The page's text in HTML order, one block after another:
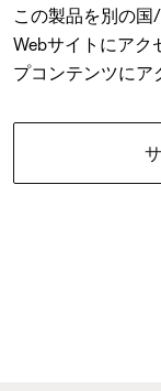
この製品を別の
Webサイトにアク
プコンテンツにア